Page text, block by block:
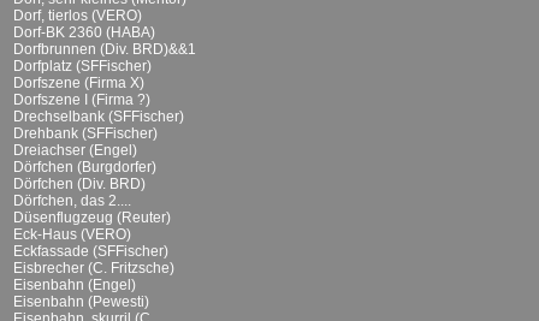
Dorf, tierlos (VERO)
Dorf-BK 2360 (HABA)
Dorfbrunnen (Div. BRD)&&1
Dorfplatz (SFFischer)
Dorfszene (Firma X)
Dorfszene I (Firma ?)
Drechselbank (SFFischer)
Drehbank (SFFischer)
Dreiachser (Engel)
Dörfchen (Burgdorfer)
Dörfchen (Div. BRD)
Dörfchen, das 2....
Düsenflugzeug (Reuter)
Eck-Haus (VERO)
Eckfassade (SFFischer)
Eisbrecher (C. Fritzsche)
Eisenbahn (Engel)
Eisenbahn (Pewesti)